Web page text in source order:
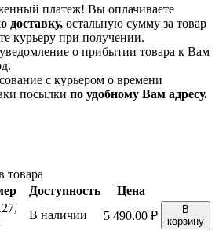
платеж! Вы оплачиваете
доставку, остальную сумму за товар
курьеру при получении.
о прибытии товара к Вам
с курьером о времени
посылки по удобному Вам адресу.
товара
Доступность
Цена
В наличии 5 490.00 ₽
В
корзину